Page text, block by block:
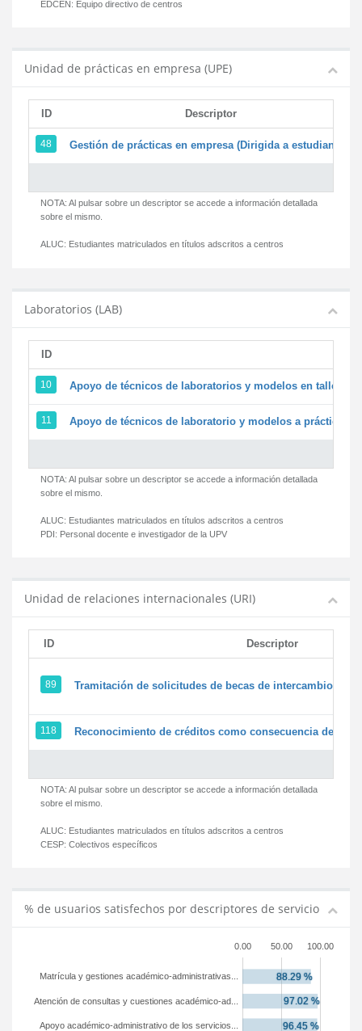
EDCEN: Equipo directivo de centros
Unidad de prácticas en empresa (UPE)
ID Descriptor
48 Gestión de prácticas en empresa (Dirigida a estudiantes)
NOTA: Al pulsar sobre un descriptor se accede a información detallada
sobre el mismo.
ALUC: Estudiantes matriculados en títulos adscritos a centros
Laboratorios (LAB)
ID
10 Apoyo de técnicos de laboratorios y modelos en
11 Apoyo de técnicos de laboratorio y modelos a prácticas
NOTA: Al pulsar sobre un descriptor se accede a información detallada
sobre el mismo.
ALUC: Estudiantes matriculados en títulos adscritos a centros
PDI: Personal docente e investigador de la UPV
Unidad de relaciones internacionales (URI)
ID Descriptor
89 Tramitación de solicitudes de becas de intercambio
118 Reconocimiento de créditos como consecuencia de un
NOTA: Al pulsar sobre un descriptor se accede a información detallada
sobre el mismo.
ALUC: Estudiantes matriculados en títulos adscritos a centros
CESP: Colectivos específicos
% de usuarios satisfechos por descriptores de servicio
0.00 50.00 100.00
Apoyo académico-administrativo de los servicios...
Atención de consultas y cuestiones académico-ad...
Matrícula y gestiones académico-administrativas...